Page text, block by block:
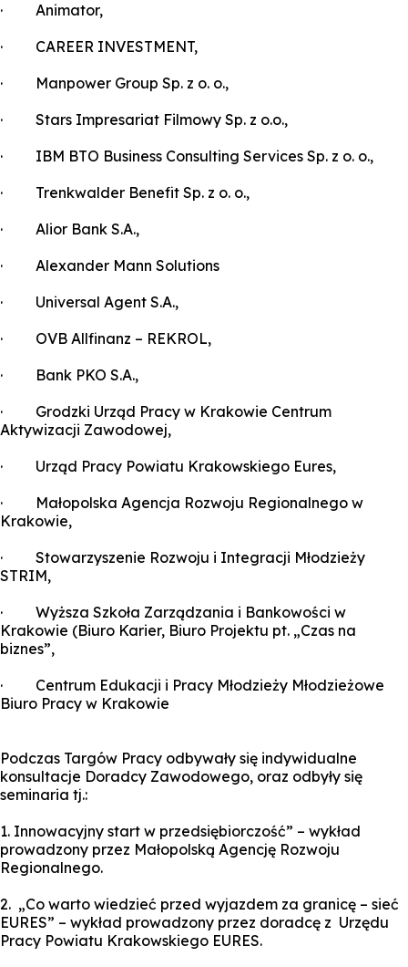
· Animator,
· CAREER INVESTMENT,
· Manpower Group Sp. z o. o.,
· Stars Impresariat Filmowy Sp. z o.o.,
· IBM BTO Business Consulting Services Sp. z o. o.,
· Trenkwalder Benefit Sp. z o. o.,
· Alior Bank S.A.,
· Alexander Mann Solutions
· Universal Agent S.A.,
· OVB Allfinanz – REKROL,
· Bank PKO S.A.,
· Grodzki Urząd Pracy w Krakowie Centrum
Aktywizacji Zawodowej,
· Urząd Pracy Powiatu Krakowskiego Eures,
· Małopolska Agencja Rozwoju Regionalnego w
Krakowie,
· Stowarzyszenie Rozwoju i Integracji Młodzieży
STRIM,
· Wyższa Szkoła Zarządzania i Bankowości w
Krakowie (Biuro Karier, Biuro Projektu pt. „Czas na
biznes”,
· Centrum Edukacji i Pracy Młodzieży Młodzieżowe
Biuro Pracy w Krakowie
Podczas Targów Pracy odbywały się indywidualne
konsultacje Doradcy Zawodowego, oraz odbyły się
seminaria tj.:
1. Innowacyjny start w przedsiębiorczość” – wykład
prowadzony przez Małopolską Agencję Rozwoju
Regionalnego.
2. „Co warto wiedzieć przed wyjazdem za granicę – sieć
EURES” – wykład prowadzony przez doradcę z Urzędu
Pracy Powiatu Krakowskiego EURES.